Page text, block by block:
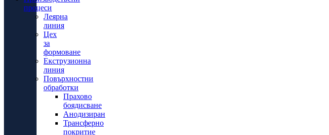
процеси
Леярна
линия
Цех
за
формоване
Екструзионна
линия
Повърхностни
обработки
Прахово
боядисване
Анодизиран
Трансферно
покритие